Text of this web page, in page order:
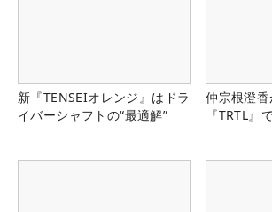
新『TENSEIオレンジ』はドラ
イバーシャフトの“最適解”
仲宗根澄
『TRTL』